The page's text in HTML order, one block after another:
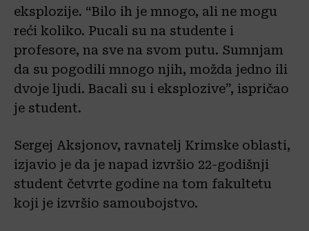
eksplozije. “Bilo ih je mnogo, ali ne mogu
reći koliko. Pucali su na studente i
profesore, na sve na svom putu. Sumnjam
da su pogodili mnogo njih, možda jedno ili
dvoje ljudi. Bacali su i eksplozive”, ispričao
je student.
Sergej Aksjonov, ravnatelj Krimske oblasti,
izjavio je da je napad izvršio 22-godišnji
student četvrte godine na tom fakultetu
koji je izvršio samoubojstvo.